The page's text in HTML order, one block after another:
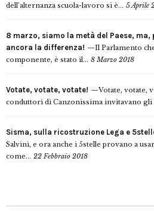
dell’alternanza scuola-lavoro si è... 5 Aprile
8 marzo, siamo la metà del Paese,
ancora la differenza!
Il Parlamento
componente, è stato il... 8 Marzo 2018
Votate, votate, votate!
Votate, votate,
conduttori di Canzonissima invitavano gli
Sisma, sulla ricostruzione Lega e
Salvini, e ora anche i 5stelle provano a
come... 22 Febbraio 2018